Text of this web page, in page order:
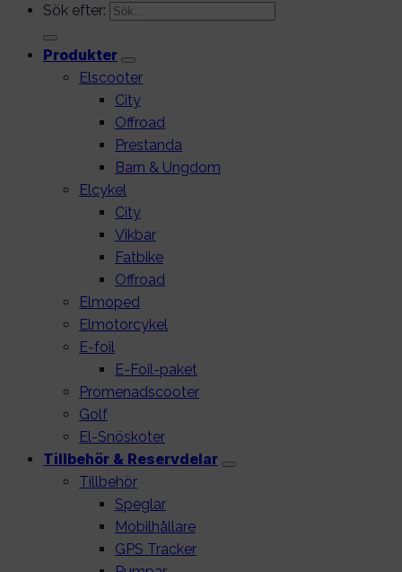
Sök efter:
Produkter
Elscooter
City
Offroad
Prestanda
Barn & Ungdom
Elcykel
City
Vikbar
Fatbike
Offroad
Elmoped
Elmotorcykel
E-foil
E-Foil-paket
Promenadscooter
Golf
El-Snöskoter
Tillbehör & Reservdelar
Tillbehör
Speglar
Mobilhållare
GPS Tracker